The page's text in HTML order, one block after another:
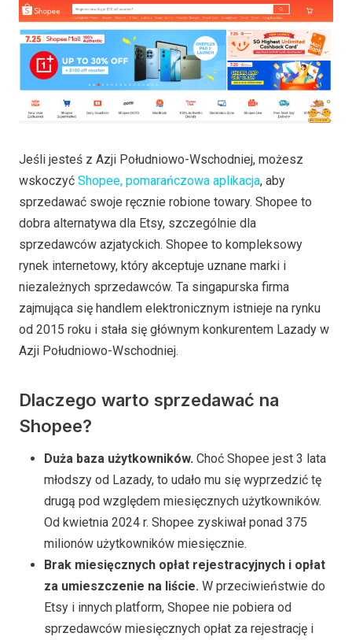
Jeśli jesteś z Azji Południowo-Wschodniej, możesz
wskoczyć Shopee, pomarańczowa aplikacja, aby
sprzedawać swoje ręcznie robione towary. Shopee to
dobra alternatywa dla Etsy, szczególnie dla
sprzedawców azjatyckich. Shopee to kompleksowy
rynek internetowy, który akceptuje uznane marki i
niezależnych sprzedawców. Ta singapurska firma
zajmująca się handlem elektronicznym istnieje na rynku
od 2015 roku i stała się głównym konkurentem Lazady w
Azji Południowo-Wschodniej.
Dlaczego warto sprzedawać na
Shopee?
Duża baza użytkowników. Choć Shopee jest 3 lata
młodszy od Lazady, to udało mu się wyprzedzić tę
drugą pod względem miesięcznych użytkowników.
Od kwietnia 2024 r. Shopee zyskiwał ponad 375
milionów użytkowników miesięcznie.
Brak miesięcznych opłat rejestracyjnych i opłat
za umieszczenie na liście. W przeciwieństwie do
Etsy i innych platform, Shopee nie pobiera od
sprzedawców miesięcznych opłat za rejestrację i